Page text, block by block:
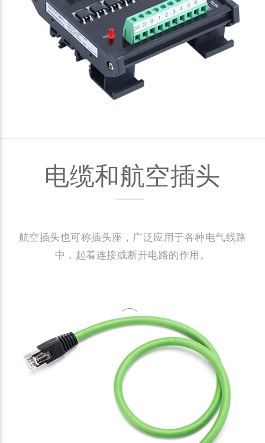
电缆和航空插头
航空插头也可称插头座，广泛应用于各种电气线路
中，起着连接或断开电路的作用。